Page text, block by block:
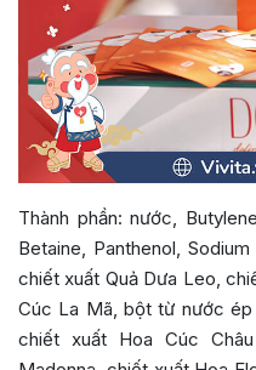
Thành phần: nước,
Betaine, Panthenol,
chiết xuất Quả Dưa Leo,
Cúc La Mã, bột từ nước
chiết xuất Hoa Cúc